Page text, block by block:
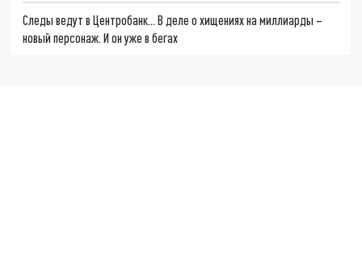
Следы ведут в Центробанк… В деле о хищениях на миллиарды –
новый персонаж. И он уже в бегах